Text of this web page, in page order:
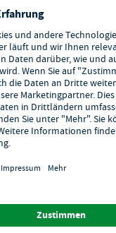
ist nicht mit anderen
- Gastronomiebedarf -